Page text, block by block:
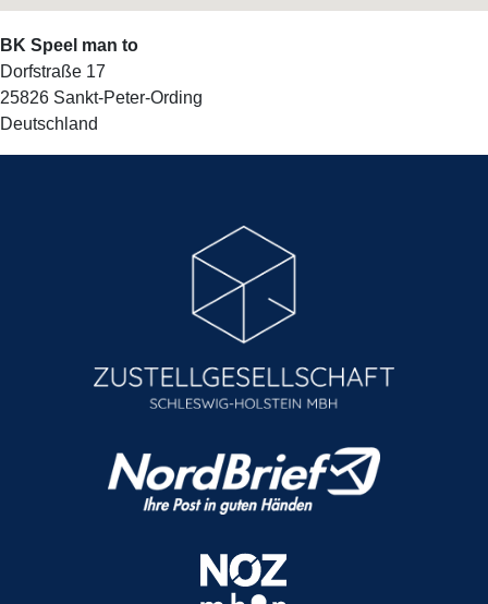
BK Speel man to
Dorfstraße 17
25826 Sankt-Peter-Ording
Deutschland